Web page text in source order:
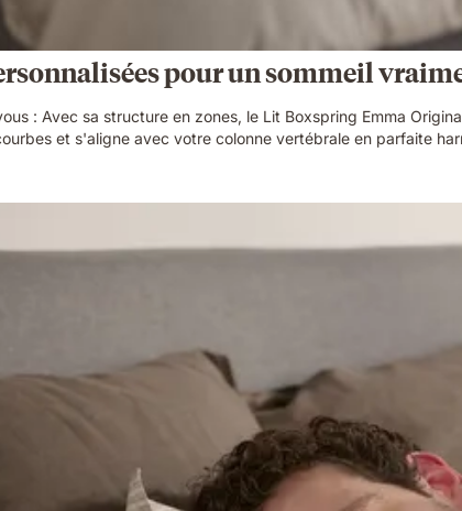
pour un sommeil
: Avec sa structure en zones, le Lit Boxspring Emma
et s'aligne avec votre colonne vertébrale en parfaite